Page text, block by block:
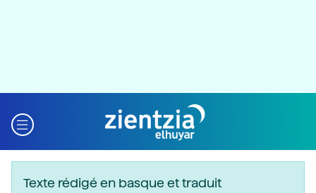
Texte rédigé en basque et traduit